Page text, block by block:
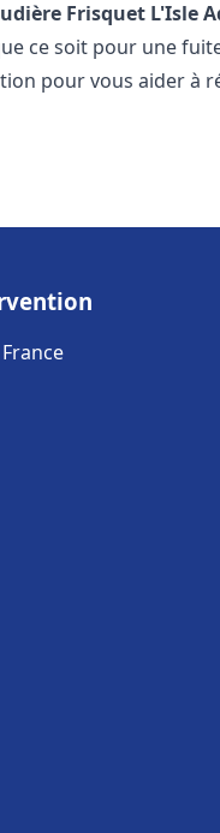
Frisquet L'Isle
ce soit pour une
pour vous aider à